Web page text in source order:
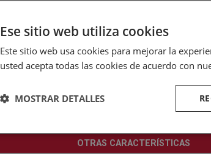
Acero inoxidable
CONSTRUCCIÓN
OTRAS CARACTERÍSTICAS
Ese sitio web utiliza cookies
Este sitio web usa cookies para mejorar la
usted acepta todas las cookies de acuerdo con
MOSTRAR DETALLES